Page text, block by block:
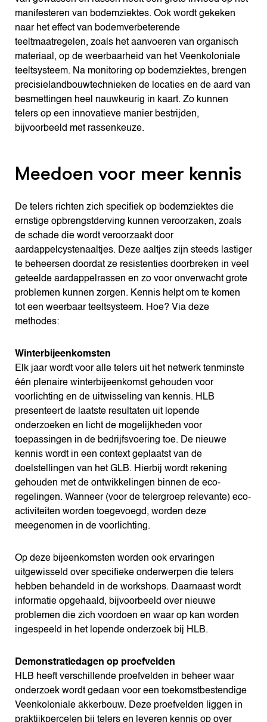
manifesteren van bodemziektes. Ook wordt gekeken
naar het effect van bodemverbeterende
teeltmaatregelen, zoals het aanvoeren van organisch
materiaal, op de weerbaarheid van het Veenkoloniale
teeltsysteem. Na monitoring op bodemziektes, brengen
precisielandbouwtechnieken de locaties en de aard van
besmettingen heel nauwkeurig in kaart. Zo kunnen
telers op een innovatieve manier bestrijden,
bijvoorbeeld met rassenkeuze.
Meedoen voor meer kennis
De telers richten zich specifiek op bodemziektes die
ernstige opbrengstderving kunnen veroorzaken, zoals
de schade die wordt veroorzaakt door
aardappelcystenaaltjes. Deze aaltjes zijn steeds lastiger
te beheersen doordat ze resistenties doorbreken in veel
geteelde aardappelrassen en zo voor onverwacht grote
problemen kunnen zorgen. Kennis helpt om te komen
tot een weerbaar teeltsysteem. Hoe? Via deze
methodes:
Winterbijeenkomsten
Elk jaar wordt voor alle telers uit het netwerk tenminste
één plenaire winterbijeenkomst gehouden voor
voorlichting en de uitwisseling van kennis. HLB
presenteert de laatste resultaten uit lopende
onderzoeken en licht de mogelijkheden voor
toepassingen in de bedrijfsvoering toe. De nieuwe
kennis wordt in een context geplaatst van de
doelstellingen van het GLB. Hierbij wordt rekening
gehouden met de ontwikkelingen binnen de eco-
regelingen. Wanneer (voor de telergroep relevante) eco-
activiteiten worden toegevoegd, worden deze
meegenomen in de voorlichting.
Op deze bijeenkomsten worden ook ervaringen
uitgewisseld over specifieke onderwerpen die telers
hebben behandeld in de workshops. Daarnaast wordt
informatie opgehaald, bijvoorbeeld over nieuwe
problemen die zich voordoen en waar op kan worden
ingespeeld in het lopende onderzoek bij HLB.
Demonstratiedagen op proefvelden
HLB heeft verschillende proefvelden in beheer waar
onderzoek wordt gedaan voor een toekomstbestendige
Veenkoloniale akkerbouw. Deze proefvelden liggen in
praktijkpercelen bij telers en leveren kennis op over